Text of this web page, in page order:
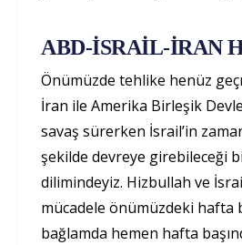
ABD-İSRAİL-İRAN
Önümüzde tehlike henüz
İran ile Amerika Birleşik
savaş sürerken İsrail’in
şekilde devreye girebileceği
dilimindeyiz. Hizbullah ve
mücadele önümüzdeki hafta
bağlamda hemen hafta